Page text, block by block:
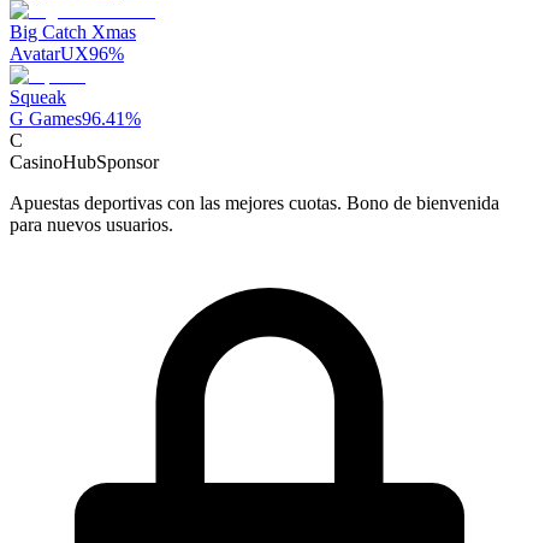
Big Catch Xmas
AvatarUX96%
Squeak
G Games96.41%
C
CasinoHubSponsor
Apuestas deportivas con las mejores cuotas. Bono de bienvenida
para nuevos usuarios.